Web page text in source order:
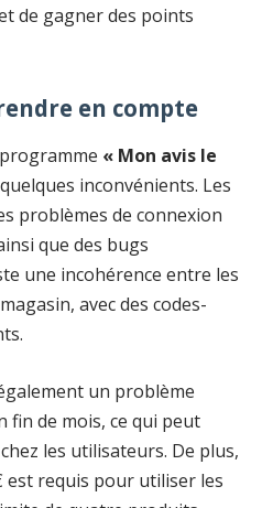
de gagner des points
en compte
« Mon avis le
inconvénients. Les
problèmes de connexion
que des bugs
une incohérence entre les
avec des codes-
un problème
de mois, ce qui peut
les utilisateurs. De plus,
est requis pour utiliser les